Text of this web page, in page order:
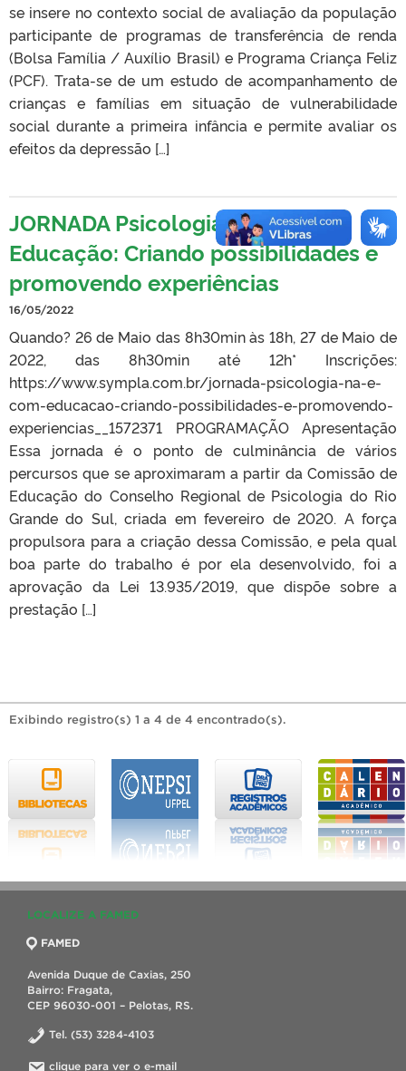
se insere no contexto social de avaliação da população
participante de programas de transferência de renda
(Bolsa Família / Auxílio Brasil) e Programa Criança Feliz
(PCF). Trata-se de um estudo de acompanhamento de
crianças e famílias em situação de vulnerabilidade
social durante a primeira infância e permite avaliar os
efeitos da depressão […]
JORNADA Psicologia na e com a
Educação: Criando possibilidades e
promovendo experiências
16/05/2022
Quando? 26 de Maio das 8h30min às 18h, 27 de Maio de
2022, das 8h30min até 12h* Inscrições:
https://www.sympla.com.br/jornada-psicologia-na-e-
com-educacao-criando-possibilidades-e-promovendo-
experiencias__1572371 PROGRAMAÇÃO Apresentação
Essa jornada é o ponto de culminância de vários
percursos que se aproximaram a partir da Comissão de
Educação do Conselho Regional de Psicologia do Rio
Grande do Sul, criada em fevereiro de 2020. A força
propulsora para a criação dessa Comissão, e pela qual
boa parte do trabalho é por ela desenvolvido, foi a
aprovação da Lei 13.935/2019, que dispõe sobre a
prestação […]
Exibindo registro(s) 1 a 4 de 4 encontrado(s).
LOCALIZE A FAMED
FAMED
Avenida Duque de Caxias, 250
Bairro: Fragata,
CEP 96030-001 – Pelotas, RS.
Tel. (53) 3284-4103
clique para ver o e-mail